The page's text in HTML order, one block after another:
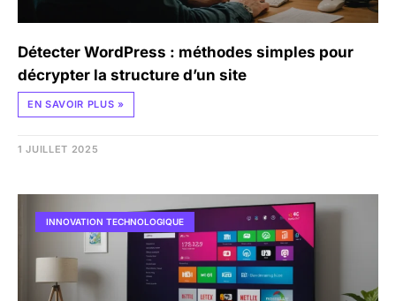
Détecter WordPress : méthodes simples pour
décrypter la structure d’un site
EN SAVOIR PLUS »
1 JUILLET 2025
INNOVATION TECHNOLOGIQUE